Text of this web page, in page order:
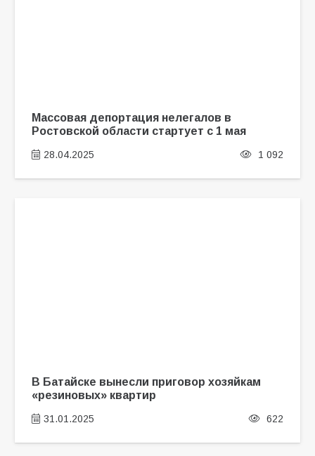
Массовая депортация нелегалов в
Ростовской области стартует с 1 мая
28.04.2025 1 092
В Батайске вынесли приговор хозяйкам
«резиновых» квартир
31.01.2025 622